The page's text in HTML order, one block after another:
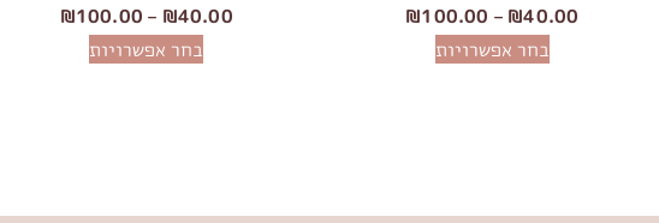
₪40.00
–
₪100.00
בחר אפשרויות
₪40.00
–
₪100.00
בחר אפשרויות